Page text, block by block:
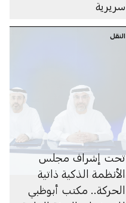
سريرية
النقل
تحت إشراف مجلس
الأنظمة الذكية ذاتية
الحركة.. مكتب أبوظبي